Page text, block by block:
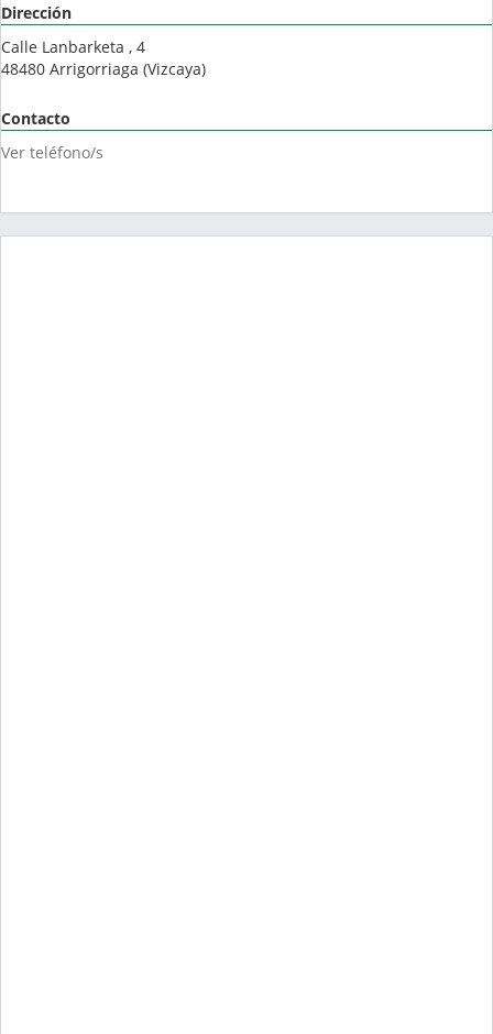
Dirección
Calle Lanbarketa , 4
48480 Arrigorriaga (Vizcaya)
Contacto
Ver teléfono/s